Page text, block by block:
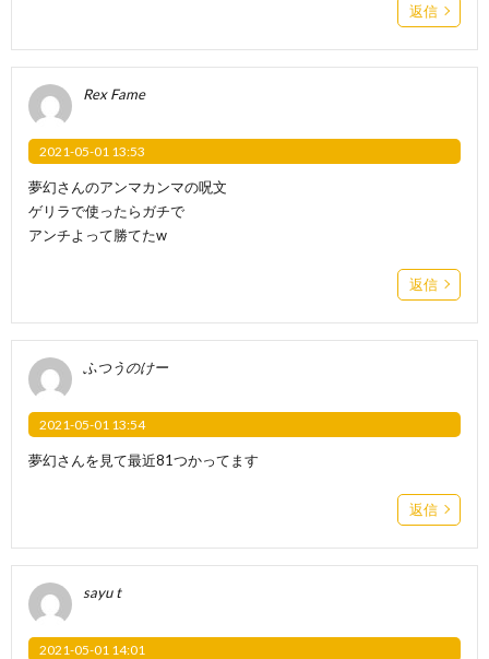
返信
Rex Fame
2021-05-01 13:53
夢幻さんのアンマカンマの呪文
ゲリラで使ったらガチで
アンチよって勝てたw
返信
ふつうのけー
2021-05-01 13:54
夢幻さんを見て最近81つかってます
返信
sayu t
2021-05-01 14:01